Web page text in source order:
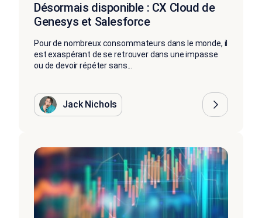
Désormais disponible : CX Cloud de
Genesys et Salesforce
Pour de nombreux consommateurs dans le monde, il
est exaspérant de se retrouver dans une impasse
ou de devoir répéter sans...
Jack Nichols